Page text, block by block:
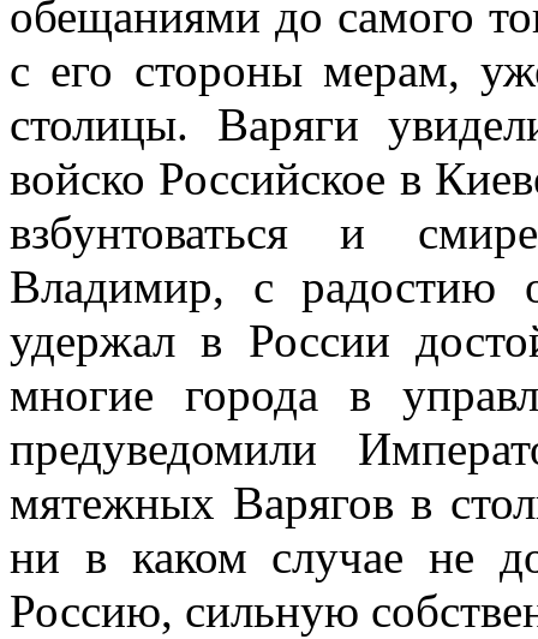
обещаниями до самого
с его стороны мерам,
столицы. Варяги
войско Российское в
взбунтоваться и
Владимир, с радостию
удержал в России
многие города в
предуведомили
мятежных Варягов в
ни в каком случае не
Россию, сильную